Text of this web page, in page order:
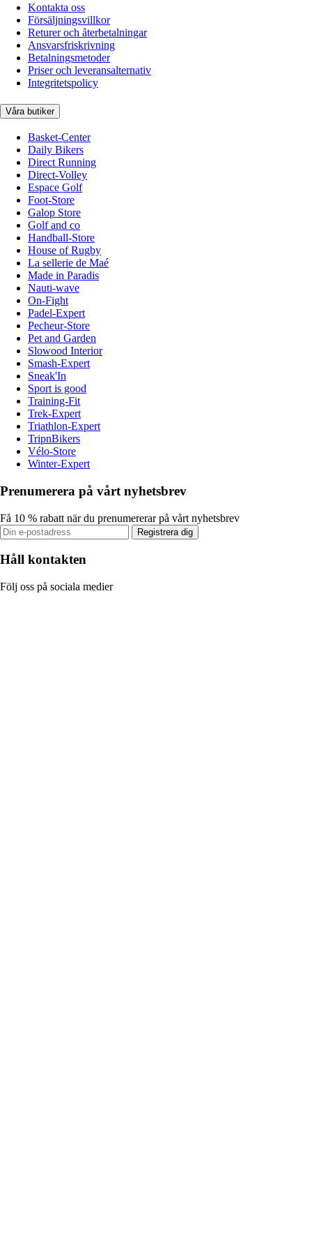
Kontakta oss
Försäljningsvillkor
Returer och återbetalningar
Ansvarsfriskrivning
Betalningsmetoder
Priser och leveransalternativ
Integritetspolicy
Våra butiker
Basket-Center
Daily Bikers
Direct Running
Direct-Volley
Espace Golf
Foot-Store
Galop Store
Golf and co
Handball-Store
House of Rugby
La sellerie de Maé
Made in Paradis
Nauti-wave
On-Fight
Padel-Expert
Pecheur-Store
Pet and Garden
Slowood Interior
Smash-Expert
Sneak'In
Sport is good
Training-Fit
Trek-Expert
Triathlon-Expert
TripnBikers
Vélo-Store
Winter-Expert
Prenumerera på vårt nyhetsbrev
Få 10 % rabatt när du prenumererar på vårt nyhetsbrev
Registrera dig
Håll kontakten
Följ oss på sociala medier